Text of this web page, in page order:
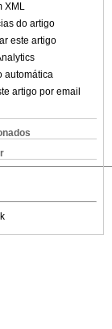
XML
do artigo
este artigo
automática
artigo por email